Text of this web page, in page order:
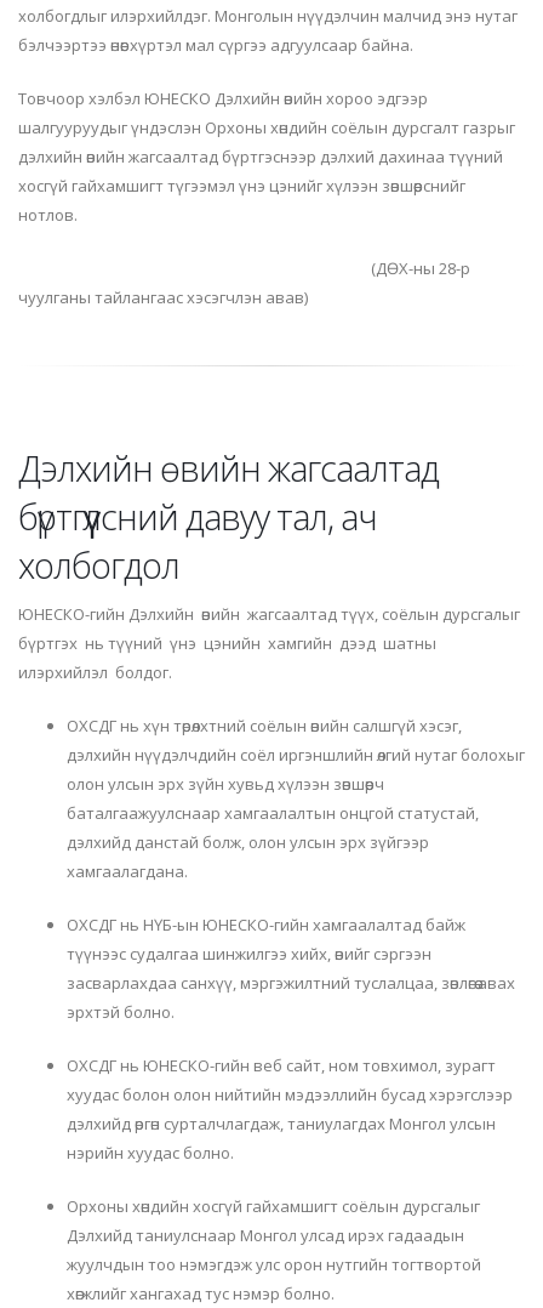
холбогдлыг илэрхийлдэг. Монголын нүүдэлчин малчид энэ нутаг
бэлчээртээ өнөөг хүртэл мал сүргээ адгуулсаар байна.
Товчоор хэлбэл ЮНЕСКО Дэлхийн өвийн хороо эдгээр
шалгууруудыг үндэслэн Орхоны хөндийн соёлын дурсгалт газрыг
дэлхийн өвийн жагсаалтад бүртгэснээр дэлхий дахинаа түүний
хосгүй гайхамшигт түгээмэл үнэ цэнийг хүлээн зөвшөөрснийг
нотлов.
(ДӨХ-ны 28-р
чуулганы тайлангаас хэсэгчлэн авав)
Дэлхийн өвийн жагсаалтад
бүртгүүлсний давуу тал, ач
холбогдол
ЮНЕСКО-гийн Дэлхийн өвийн жагсаалтад түүх, соёлын дурсгалыг
бүртгэх нь түүний үнэ цэнийн хамгийн дээд шатны
илэрхийлэл болдог.
ОХСДГ нь хүн төрөлхтний соёлын өвийн салшгүй хэсэг,
дэлхийн нүүдэлчдийн соёл иргэншлийн өлгий нутаг болохыг
олон улсын эрх зүйн хувьд хүлээн зөвшөөрч
баталгаажуулснаар хамгаалалтын онцгой статустай,
дэлхийд данстай болж, олон улсын эрх зүйгээр
хамгаалагдана.
ОХСДГ нь НҮБ-ын ЮНЕСКО-гийн хамгаалалтад байж
түүнээс судалгаа шинжилгээ хийх, өвийг сэргээн
засварлахдаа санхүү, мэргэжилтний туслалцаа, зөвлөгөө авах
эрхтэй болно.
ОХСДГ нь ЮНЕСКО-гийн веб сайт, ном товхимол, зурагт
хуудас болон олон нийтийн мэдээллийн бусад хэрэгслээр
дэлхийд өргөн сурталчлагдаж, таниулагдах Монгол улсын
нэрийн хуудас болно.
Орхоны хөндийн хосгүй гайхамшигт соёлын дурсгалыг
Дэлхийд таниулснаар Монгол улсад ирэх гадаадын
жуулчдын тоо нэмэгдэж улс орон нутгийн тогтвортой
хөгжлийг хангахад тус нэмэр болно.